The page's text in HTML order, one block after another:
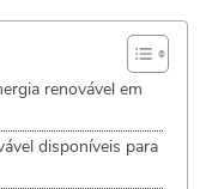
renovável em
disponíveis para